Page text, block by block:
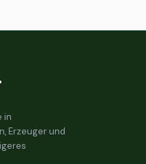
in
Erzeuger und